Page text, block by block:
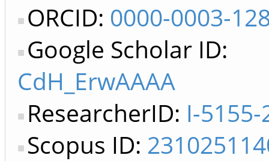
ORCID: 0000-0003-
Google Scholar ID:
CdH_ErwAAAA
ResearcherID: I-
Scopus ID: